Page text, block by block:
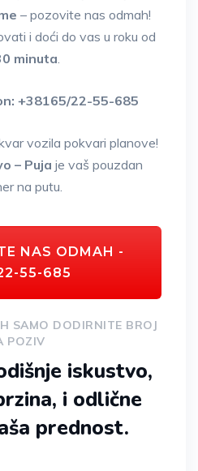
– pozovite nas odmah!
i doći do vas u roku od
minuta.
+38165/22-55-685
vozila pokvari planove!
– Puja je vaš pouzdan
na putu.
NAS ODMAH -
55-685
SAMO DODIRNITE BROJ
POZIV
iskustvo,
i odlične
prednost.